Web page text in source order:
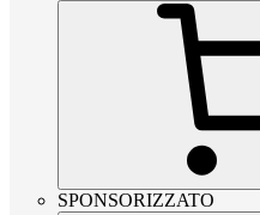
SPONSORIZZATO